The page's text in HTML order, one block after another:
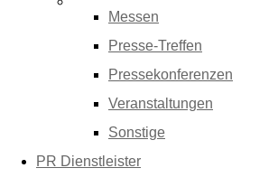
Messen
Presse-Treffen
Pressekonferenzen
Veranstaltungen
Sonstige
PR Dienstleister